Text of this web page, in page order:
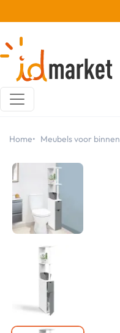
Home Meubels voor binnen